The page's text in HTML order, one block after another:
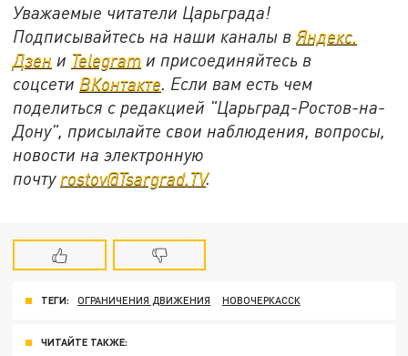
Уважаемые читатели Царьграда!
Подписывайтесь на наши каналы вЯндекс.
Дзен и Telegram и присоединяйтесь в
соцсети ВКонтакте. Если вам есть чем
поделиться с редакцией "Царьград-Ростов-на-
Дону", присылайте свои наблюдения, вопросы,
новости на электронную
почту rostov@Tsargrad.ТV.
ТЕГИ: ОГРАНИЧЕНИЯ ДВИЖЕНИЯ НОВОЧЕРКАССК
ЧИТАЙТЕ ТАКЖЕ: